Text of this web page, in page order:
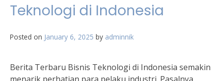
Teknologi di Indonesia
Posted on January 6, 2025 by adminnik
Berita Terbaru Bisnis Teknologi di Indonesia semakin